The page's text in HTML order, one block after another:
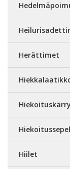
Herättimet
Hiilet